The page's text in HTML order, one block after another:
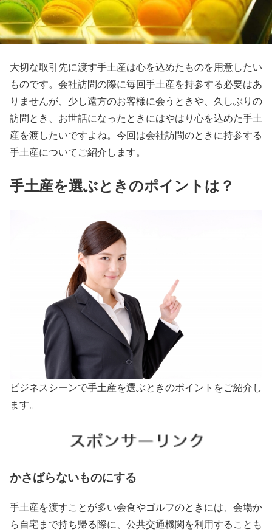
大切な取引先に渡す手土産は心を込めたものを用意したい
ものです。会社訪問の際に毎回手土産を持参する必要はあ
りませんが、少し遠方のお客様に会うときや、久しぶりの
訪問とき、お世話になったときにはやはり心を込めた手土
産を渡したいですよね。今回は会社訪問のときに持参する
手土産についてご紹介します。
手土産を選ぶときのポイントは？
ビジネスシーンで手土産を選ぶときのポイントをご紹介し
ます。
かさばらないものにする
手土産を渡すことが多い会食やゴルフのときには、会場か
ら自宅まで持ち帰る際に、公共交通機関を利用することも